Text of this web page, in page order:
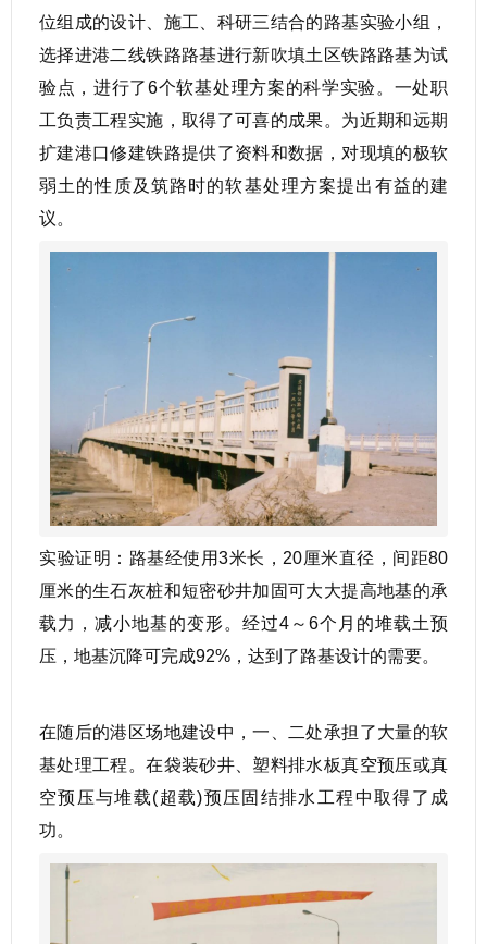
位组成的设计、施工、科研三结合的路基实验小组，
选择进港二线铁路路基进行新吹填土区铁路路基为试
验点，进行了6个软基处理方案的科学实验。一处职
工负责工程实施，取得了可喜的成果。为近期和远期
扩建港口修建铁路提供了资料和数据，对现填的极软
弱土的性质及筑路时的软基处理方案提出有益的建
议。
实验证明：路基经使用3米长，20厘米直径，间距80
厘米的生石灰桩和短密砂井加固可大大提高地基的承
载力，减小地基的变形。经过4～6个月的堆载土预
压，地基沉降可完成92%，达到了路基设计的需要。
在随后的港区场地建设中，一、二处承担了大量的软
基处理工程。在袋装砂井、塑料排水板真空预压或真
空预压与堆载(超载)预压固结排水工程中取得了成
功。